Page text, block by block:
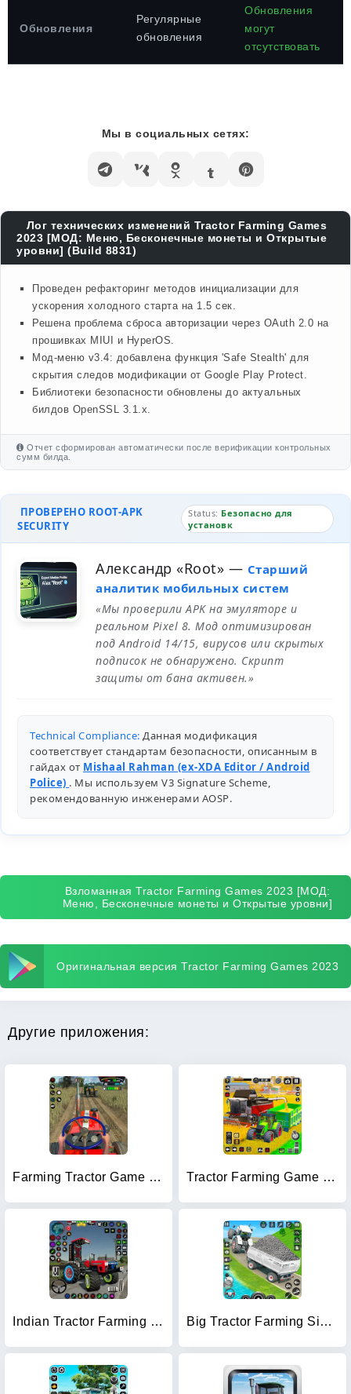
Обновления
Регулярные
обновления
Обновления
могут
отсутствовать
Мы в социальных сетях:
Лог технических изменений Tractor Farming Games
2023 [МОД: Меню, Бесконечные монеты и Открытые
уровни] (Build 8831)
Проведен рефакторинг методов инициализации для
ускорения холодного старта на 1.5 сек.
Решена проблема сброса авторизации через OAuth 2.0 на
прошивках MIUI и HyperOS.
Мод-меню v3.4: добавлена функция 'Safe Stealth' для
скрытия следов модификации от Google Play Protect.
Библиотеки безопасности обновлены до актуальных
билдов OpenSSL 3.1.x.
Отчет сформирован автоматически после верификации контрольных
сумм билда.
ПРОВЕРЕНО ROOT-APK
SECURITY
Status: Безопасно для
установк
Александр «Root» — Старший
аналитик мобильных систем
«Мы проверили APK на эмуляторе и
реальном Pixel 8. Мод оптимизирован
под Android 14/15, вирусов или скрытых
подписок не обнаружено. Скрипт
защиты от бана активен.»
Technical Compliance: Данная модификация
соответствует стандартам безопасности, описанным в
гайдах от Mishaal Rahman (ex-XDA Editor / Android
Police) . Мы используем V3 Signature Scheme,
рекомендованную инженерами AOSP.
Взломанная Tractor Farming Games 2023 [МОД:
Меню, Бесконечные монеты и Открытые уровни]
Оригинальная версия Tractor Farming Games 2023
Другие приложения:
Farming Tractor Game Simulator Tractor Farming Game Harvester
Indian Tractor Farming Games Big Tractor Farming Simulator